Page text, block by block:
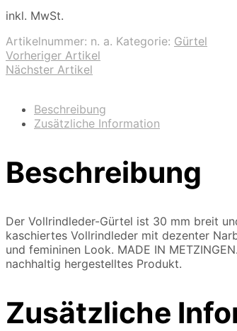
inkl. MwSt.
Artikelnummer: n. a. Kategorie: Gürtel
Vorheriger Artikel
Nächster Artikel
Beschreibung
Zusätzliche Information
Beschreibung
Der Vollrindleder-Gürtel ist 30 mm breit
kaschiertes Vollrindleder mit dezenter
und femininen Look. MADE IN
nachhaltig hergestelltes Produkt.
Zusätzliche